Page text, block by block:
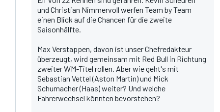
und Christian Nimmervoll werfen Team by Team
einen Blick auf die Chancen für die zweite
Saisonhälfte.
Max Verstappen, davon ist unser Chefredakteur
überzeugt, wird gemeinsam mit Red Bull in Richtung
zweiter WM-Titel rollen. Aber wie geht's mit
Sebastian Vettel (Aston Martin) und Mick
Schumacher (Haas) weiter? Und welche
Fahrerwechsel könnten bevorstehen?